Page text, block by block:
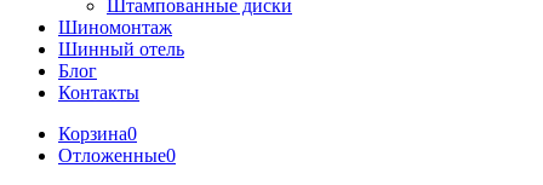
Штампованные диски
Шиномонтаж
Шинный отель
Блог
Контакты
Корзина0
Отложенные0